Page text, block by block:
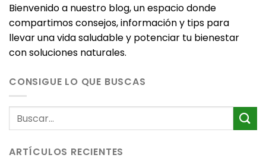
Bienvenido a nuestro blog, un espacio donde
compartimos consejos, información y tips para
llevar una vida saludable y potenciar tu bienestar
con soluciones naturales.
CONSIGUE LO QUE BUSCAS
ARTÍCULOS RECIENTES